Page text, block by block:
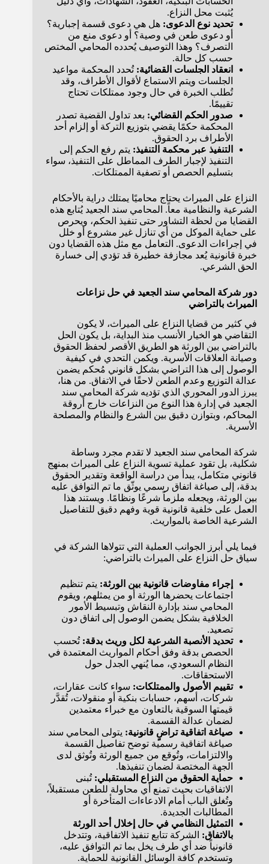
يُثبت محل النزاع.
تحديد نوع الدعوى: هل هي دعوى قسمة إجبارية؟
أو دعوى طعن في وصية؟ أو دعوى منع من
التصرف؟ وهذا التوصيف يُحدده المحامي المختص
حسب كل حالة.
انعقاد الجلسات القضائية: تُحدد المحكمة مواعيد
الجلسات ويتم الاستماع لأقوال الأطراف، وقد
تُطلب الخبرة في حال وجود ممتلكات تحتاج
تقييمًا.
صدور الحكم القضائي: بعد تداول القضية تصدر
المحكمة حكمًا يقضي بتوزيع التركة أو إلزام أحد
الأطراف برد الحقوق.
التنفيذ عبر محكمة التنفيذ: يتم رفع الحكم إلى
التنفيذ لإجبار الطرف المماطل على التنفيذ، سواء
بتسليم الحصص أو تصفية الممتلكات.
النزاع على الميراث يحتاج محاميًا يمتلك دراية بالأحكام
الشرعية والنظامية معاً. المحامي سند الجعيد يُتابع هذه
القضايا من لحظة التشاور حتى تنفيذ الحكم، ويحرص
على حماية الموكل من أي تنازل غير مشروع أو خلل
في إجراءات الدعوى. التعامل مع مثل هذه القضايا دون
خبرة قانونية يُعد مجازفة خطيرة قد تؤدي إلى خسارة
الحق الشرعي.
دور شركة المحامي سند الجعيد في حل نزاعات
الميراث بالتراضي
في كثير من قضايا النزاع على الميراث، لا يكون
التقاضي هو الخيار الأنسب منذ البداية، بل يكون الحل
بالتراضي بين الورثة هو الطريق الأقصر لحفظ الحقوق
وصيانة العلاقات الأسرية. ويكمن التحدي في كيفية
الوصول إلى هذا التراضي بشكل قانوني مُحكم يضمن
عدالة التوزيع وعدم الطعن لاحقًا في الاتفاق. من هنا،
يبرز الدور المحوري الذي تؤديه شركة المحامي سند
الجعيد في إدارة هذا النوع من النزاعات خارج أروقة
المحاكم، وبتوازن دقيق بين الشرع والنظام والمصلحة
الأسرية.
شركة المحامي سند الجعيد لا تقدم مجرد وساطة
شكلية، بل تقود عملية تسوية النزاع على الميراث بمنهج
قانوني متكامل، يبدأ من دراسة الواقعة وتقدير الحقوق
بدقة، إلى صياغة اتفاق رسمي يوثّق ما تم التوافق عليه
بين الورثة، ويجعله ملزماً شرعًا ونظامًا. ويستند هذا
العمل على خلفية قانونية قوية وفهم دقيق للتفاصيل
الشرعية الخاصة بالمواريث.
فيما يلي أبرز الجوانب العملية التي تتولاها الشركة في
سياق حل النزاع على الميراث بالتراضي:
إجراء مفاوضات قانونية بين الورثة: يتم تنظيم
اجتماعات يحضرها الورثة أو من يمثلهم، ويقوم
المحامي سند بإدارة النقاش وتبسيط الأمور
الخلافية بشكل يضمن الوصول إلى اتفاق دون
تصعيد.
تحديد الأنصبة الشرعية لكل وريث بدقة: تُحسب
الحصص بدقة وفق أحكام المواريث المعتمدة في
النظام السعودي، مما يُنهي الجدل حول
الاستحقاقات.
تقييم الأصول والممتلكات: سواء كانت عقارات،
شركات، أسهم، حسابات بنكية أو منقولات، تُقدَّر
قيمتها السوقية بالتعاون مع خبراء معتمدين
لضمان عدالة القسمة.
صياغة اتفاقية تراضٍ قانونية: يتولى المحامي سند
صياغة اتفاقية رسمية توضح تفاصيل القسمة
والالتزامات، وتُوقع من جميع الورثة وتُوثق لدى
الجهة المختصة لضمان تنفيذها.
حماية الحقوق من النزاع المستقبلي: تُبنى
الاتفاقيات بحيث تمنع أي محاولة للطعن مستقبلاً،
وتُغلق الباب أمام الادعاءات المتأخرة أو
المطالبات الجديدة.
التمثيل النظامي في حال إخلال أحد الورثة
بالاتفاق: الشركة تتابع تنفيذ الاتفاقية، وتتدخل
قانونياً ضد أي طرف يخل بما تم التوافق عليه،
وتستخدم كافة الوسائل القانونية للحماية.